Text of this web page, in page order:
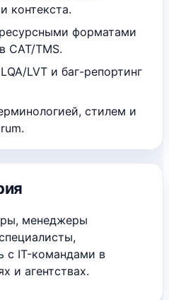
контекста.
форматами
CAT/TMS.
LVT и баг-репортинг
стилем и
менеджеры
с IT-командами в
и агентствах.